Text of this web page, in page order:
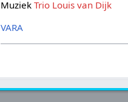
MuziekTrio Louis van Dijk
VARA